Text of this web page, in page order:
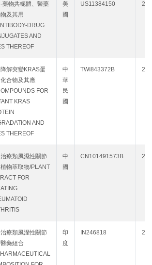
藥物共軛體、醫藥
及其用
DRUG
AND
THEREOF
美
國
US11384150
解突變KRAS蛋
合物及其應
FOR
KRAS
AND
THEREOF
中
華
民
國
TWI843372B
療類風濕性關節
物萃取物/PLANT
FOR
中
國
CN101491573B
療類風溼性關節
藥組合
印
度
IN246818